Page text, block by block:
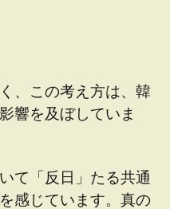
、この考え方は、韓
響を及ぼしていま
て「反日」たる共通
感じています。真の